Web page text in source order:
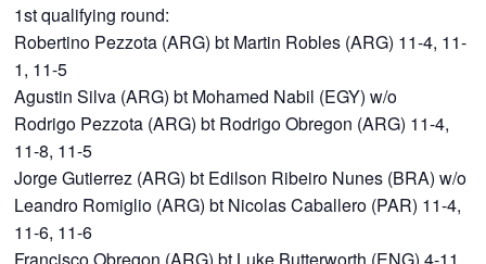
1st qualifying round:
Robertino Pezzota (ARG) bt Martin Robles (ARG) 11-4, 11-
1, 11-5
Agustin Silva (ARG) bt Mohamed Nabil (EGY) w/o
Rodrigo Pezzota (ARG) bt Rodrigo Obregon (ARG) 11-4,
11-8, 11-5
Jorge Gutierrez (ARG) bt Edilson Ribeiro Nunes (BRA) w/o
Leandro Romiglio (ARG) bt Nicolas Caballero (PAR) 11-4,
11-6, 11-6
Francisco Obregon (ARG) bt Luke Butterworth (ENG) 4-11,